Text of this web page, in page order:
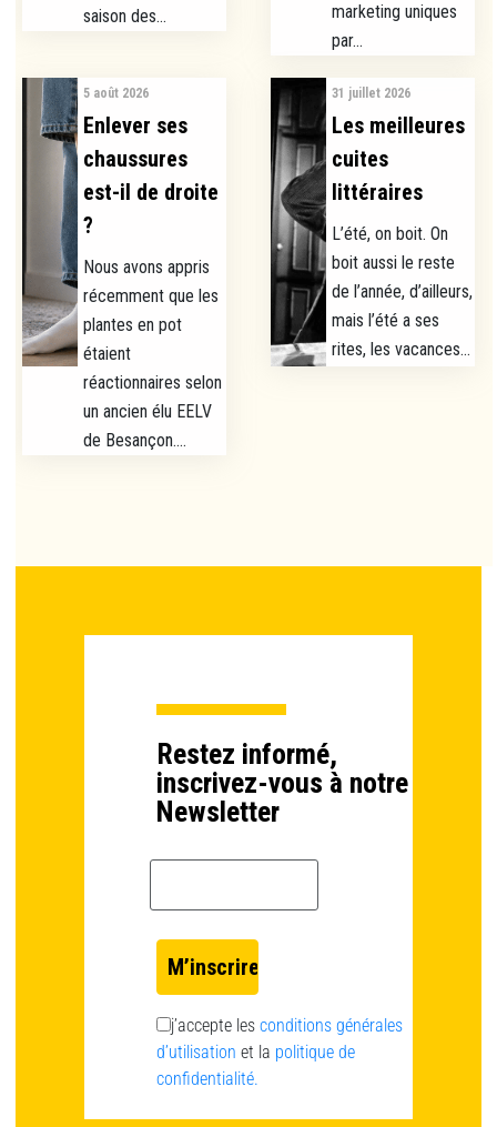
saison des...
marketing uniques
par...
5 août 2026
Enlever ses
chaussures
est-il de droite
?
Nous avons appris
récemment que les
plantes en pot
étaient
réactionnaires selon
un ancien élu EELV
de Besançon....
31 juillet 2026
Les meilleures
cuites
littéraires
L’été, on boit. On
boit aussi le reste
de l’année, d’ailleurs,
mais l’été a ses
rites, les vacances...
Restez informé,
inscrivez-vous à notre
Newsletter
j’accepte les conditions générales
d’utilisation et la politique de
confidentialité.